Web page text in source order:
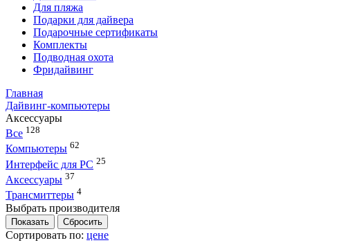
Для пляжа
Подарки для дайвера
Подарочные сертификаты
Комплекты
Подводная охота
Фридайвинг
Главная
Дайвинг-компьютеры
Аксессуары
Все 128
Компьютеры 62
Интерфейс для PC 25
Аксессуары 37
Трансмиттеры 4
Выбрать производителя
Сортировать по: цене